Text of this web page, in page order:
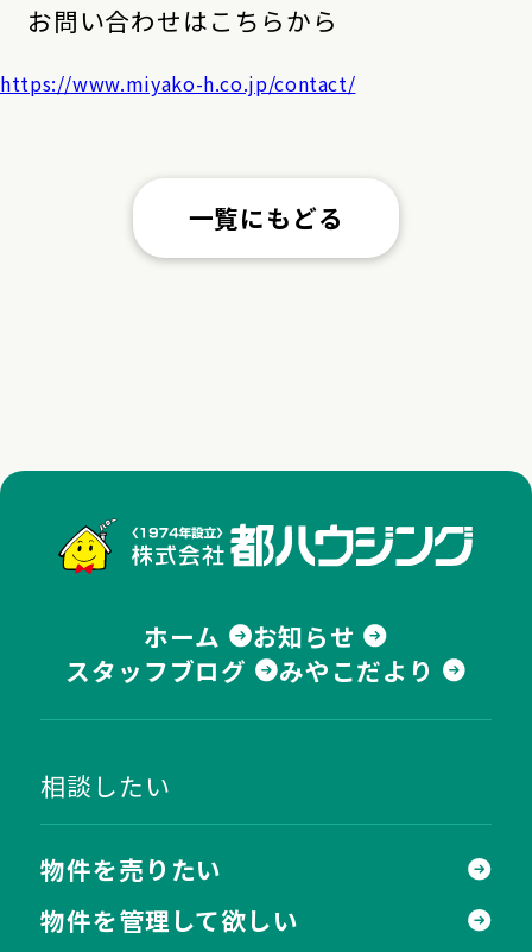
お問い合わせはこちらから
https://www.miyako-h.co.jp/contact/
一覧にもどる
ホーム
お知らせ
スタッフブログ
みやこだより
相談したい
物件を売りたい
物件を管理して欲しい